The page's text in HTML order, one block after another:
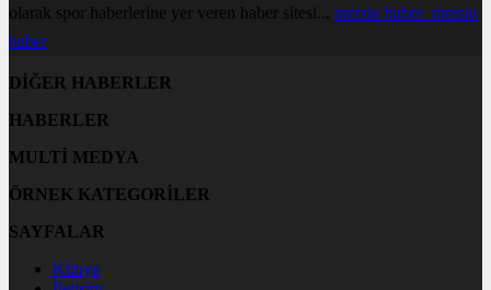
olarak spor haberlerine yer veren haber sitesi... mersin haber mersin
haber
DİĞER HABERLER
HABERLER
MULTİ MEDYA
ÖRNEK KATEGORİLER
SAYFALAR
Künye